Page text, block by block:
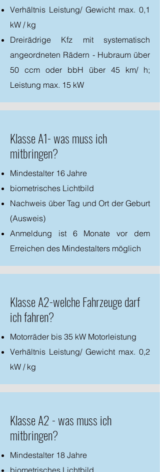
Verhältnis Leistung/ Gewicht max. 0,1
kW / kg
Dreirädrige Kfz mit systematisch
angeordneten Rädern - Hubraum über
50 ccm oder bbH über 45 km/ h;
Leistung max. 15 kW
Klasse A1- was muss ich
mitbringen?
Mindestalter 16 Jahre
biometrisches Lichtbild
Nachweis über Tag und Ort der Geburt
(Ausweis)
Anmeldung ist 6 Monate vor dem
Erreichen des Mindestalters möglich
Klasse A2-welche Fahrzeuge darf
ich fahren?
Motorräder bis 35 kW Motorleistung
Verhältnis Leistung/ Gewicht max. 0,2
kW / kg
Klasse A2 - was muss ich
mitbringen?
Mindestalter 18 Jahre
biometrisches Lichtbild